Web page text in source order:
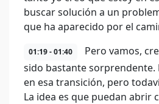
buscar solución a un
que ha aparecido por el
01:19 - 01:40
Pero vamos,
sido bastante sorprendente.
en esa transición, pero
La idea es que puedan abrir